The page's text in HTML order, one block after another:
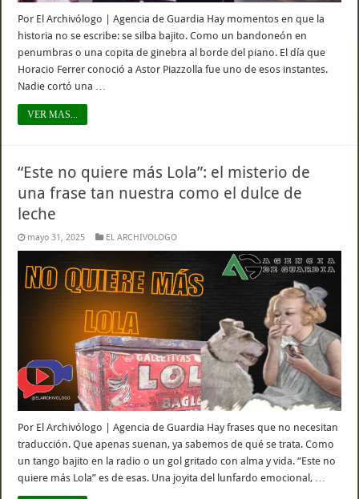
Por El Archivólogo | Agencia de Guardia Hay momentos en que la
historia no se escribe: se silba bajito. Como un bandoneón en
penumbras o una copita de ginebra al borde del piano. El día que
Horacio Ferrer conoció a Astor Piazzolla fue uno de esos instantes.
Nadie cortó una …
VER MAS...
“Este no quiere más Lola”: el misterio de
una frase tan nuestra como el dulce de
leche
mayo 31, 2025 EL ARCHIVOLOGO
Por El Archivólogo | Agencia de Guardia Hay frases que no necesitan
traducción. Que apenas suenan, ya sabemos de qué se trata. Como
un tango bajito en la radio o un gol gritado con alma y vida. “Este no
quiere más Lola” es de esas. Una joyita del lunfardo emocional, …